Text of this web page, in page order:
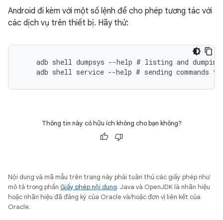
Android đi kèm với một số lệnh để cho phép tương tác với
các dịch vụ trên thiết bị. Hãy thử:
adb shell dumpsys --help # listing and
Thông tin này có hữu ích không cho bạn không?
Nội dung và mã mẫu trên trang này phải tuân thủ các giấy phép như
mô tả trong phần Giấy phép nội dung. Java và OpenJDK là nhãn hiệu
hoặc nhãn hiệu đã đăng ký của Oracle và/hoặc đơn vị liên kết của
Oracle.